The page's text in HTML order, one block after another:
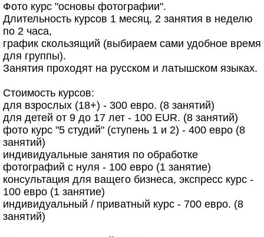
Фото курс "основы фотографии".
Длительность курсов 1 месяц, 2 занятия в неделю
по 2 часа,
график скользящий (выбираем сами удобное время
для группы).
Занятия проходят на русском и латышском языках.
Стоимость курсов:
для взрослых (18+) - 300 евро. (8 занятий)
для детей от 9 до 17 лет - 100 EUR. (8 занятий)
фото курс "5 студий" (ступень 1 и 2) - 400 евро (8
занятий)
индивидуальные занятия по обработке
фотографий с нуля - 100 евро (1 занятие)
консультация для ващего бизнеса, экспресс курс -
100 евро (1 занятие)
индивидуальный / приватный курс - 700 евро. (8
занятий)